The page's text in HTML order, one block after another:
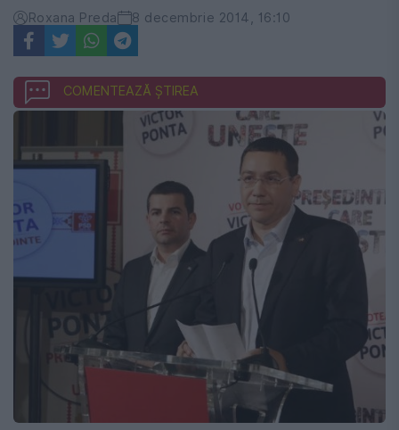
Roxana Preda 8 decembrie 2014, 16:10
COMENTEAZĂ ȘTIREA